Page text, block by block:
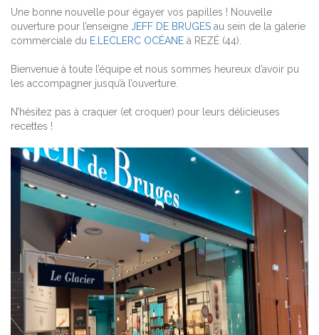
Une bonne nouvelle pour égayer vos papilles ! Nouvelle
ouverture pour l’enseigne JEFF DE BRUGES au sein de la galerie
commerciale du E.LECLERC OCÉANE à REZÉ (44).
Bienvenue à toute l’équipe et nous sommes heureux d’avoir pu
les accompagner jusqu’à l’ouverture.
N’hésitez pas à craquer (et croquer) pour leurs délicieuses
recettes !